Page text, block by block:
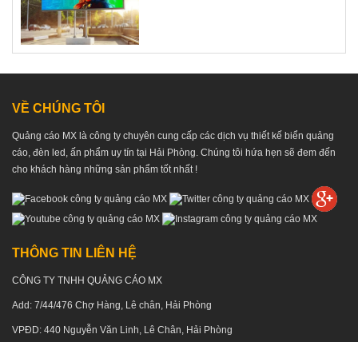
VỀ CHÚNG TÔI
Quảng cáo MX là công ty chuyên cung cấp các dịch vụ thiết kế biển quảng
cáo, đèn led, ấn phẩm uy tín tại Hải Phòng. Chúng tôi hứa hẹn sẽ đem đến
cho khách hàng những sản phẩm tốt nhất !
THÔNG TIN LIÊN HỆ
CÔNG TY TNHH QUẢNG CÁO MX
Add: 7/44/476 Chợ Hàng, Lê chân, Hải Phòng
VPĐD: 440 Nguyễn Văn Linh, Lê Chân, Hải Phòng